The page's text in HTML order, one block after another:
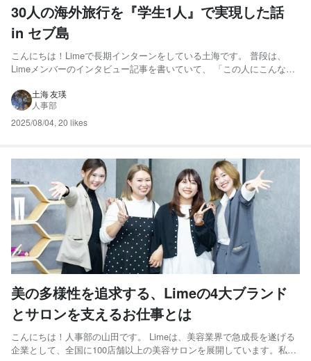
30人の海外旅行を『学生1人』で実現した話
in セブ島
こんにちは！Limeで長期インターンをしている土海です。 普段は、
Limeメンバーのインタビュー記事を書いていて、 「この人にこんな一
ょっと趣向を変えて── 30人の海外旅行を『学生1人』で実現した話 in
セブ島 をお届けします。 この記事では、そ...
土海 友瑛
人事部
2025/08/04, 20 likes
美の多様性を追求する、Limeの4大ブランド
とサロンを支えるお仕事とは
こんにちは！人事部の山田です。 Limeは、美容業界で急成長を遂げる
企業として、全国に100店舗以上の美容サロンを展開しています。私た